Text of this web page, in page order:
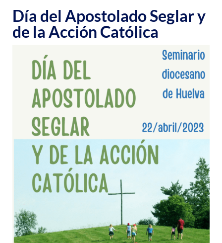
Día del Apostolado Seglar y
de la Acción Católica